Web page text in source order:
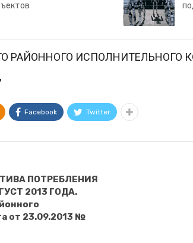
РАЙОННОГО ИСПОЛНИТЕЛЬНОГО
Facebook Twitter
ПОТРЕБЛЕНИЯ
2013 ГОДА.
от 23.09.2013 №